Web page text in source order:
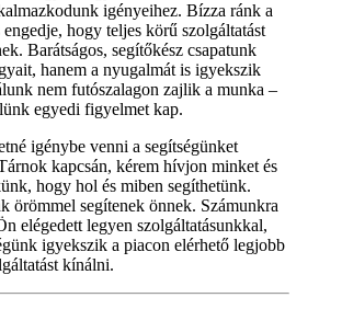
igényeihez. Bízza ránk a
engedje, hogy teljes körű szolgáltatást
Barátságos, segítőkész csapatunk
hanem a nyugalmát is igyekszik
nem futószalagon zajlik a munka –
egyedi figyelmet kap.
igénybe venni a segítségünket
kapcsán, kérem hívjon minket és
hogy hol és miben segíthetünk.
örömmel segítenek önnek. Számunkra
elégedett legyen szolgáltatásunkkal,
igyekszik a piacon elérhető legjobb
kínálni.